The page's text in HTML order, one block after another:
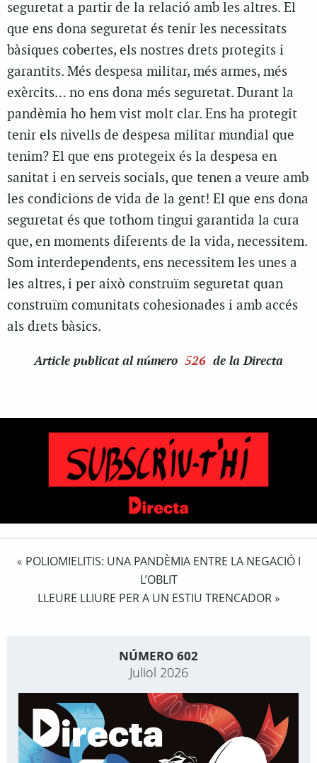
seguretat a partir de la relació amb les altres. El
que ens dona seguretat és tenir les necessitats
bàsiques cobertes, els nostres drets protegits i
garantits. Més despesa militar, més armes, més
exèrcits… no ens dona més seguretat. Durant la
pandèmia ho hem vist molt clar. Ens ha protegit
tenir els nivells de despesa militar mundial que
tenim? El que ens protegeix és la despesa en
sanitat i en serveis socials, que tenen a veure amb
les condicions de vida de la gent! El que ens dona
seguretat és que tothom tingui garantida la cura
que, en moments diferents de la vida, necessitem.
Som interdependents, ens necessitem les unes a
les altres, i per això construïm seguretat quan
construïm comunitats cohesionades i amb accés
als drets bàsics.
Article publicat al número 526 de la Directa
« POLIOMIELITIS: UNA PANDÈMIA ENTRE LA NEGACIÓ I
L’OBLIT
LLEURE LLIURE PER A UN ESTIU TRENCADOR»
NÚMERO 602
Juliol 2026